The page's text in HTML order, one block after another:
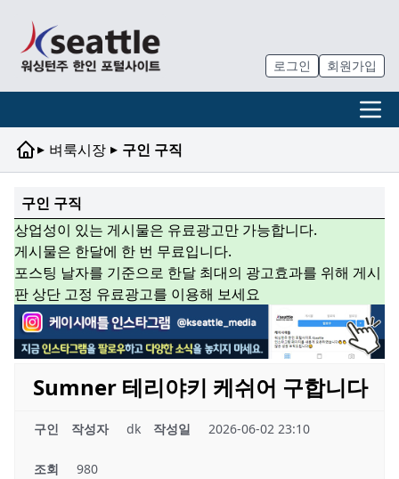
로그인 회원가입
▸ 벼룩시장 ▸ 구인 구직
구인 구직
상업성이 있는 게시물은 유료광고만 가능합니다.
게시물은 한달에 한 번 무료입니다.
포스팅 날자를 기준으로 한달 최대의 광고효과를 위해 게시
판 상단 고정 유료광고를 이용해 보세요
Sumner 테리야키 케쉬어 구합니다
구인 작성자 dk 작성일 2026-06-02 23:10
조회 980